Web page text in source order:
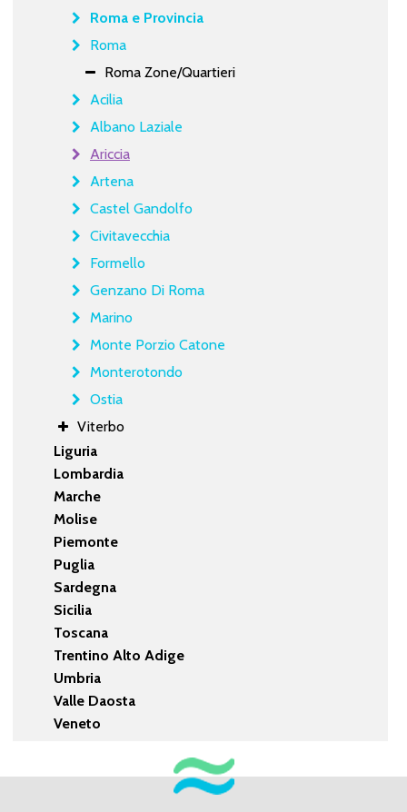
Roma e Provincia
Roma
Roma Zone/Quartieri
Acilia
Albano Laziale
Ariccia
Artena
Castel Gandolfo
Civitavecchia
Formello
Genzano Di Roma
Marino
Monte Porzio Catone
Monterotondo
Ostia
Viterbo
Liguria
Lombardia
Marche
Molise
Piemonte
Puglia
Sardegna
Sicilia
Toscana
Trentino Alto Adige
Umbria
Valle Daosta
Veneto